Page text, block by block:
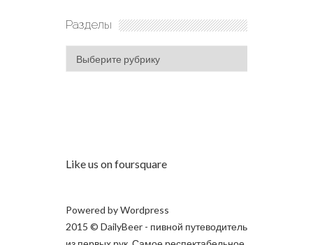
Разделы
Разделы
Like us on foursquare
Powered byWordpress
2015 © DailyBeer - пивной путеводитель